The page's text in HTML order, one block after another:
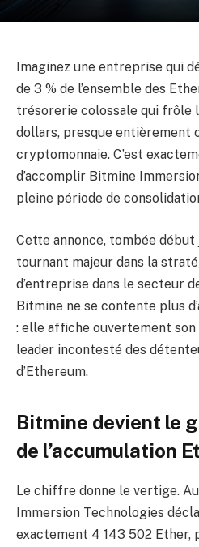
Imaginez une entreprise qui
de 3 % de l’ensemble des
trésorerie colossale qui frôle
dollars, presque entièrement
cryptomonnaie. C’est
d’accomplir Bitmine
pleine période de
Cette annonce, tombée début
tournant majeur dans la
d’entreprise dans le secteur
Bitmine ne se contente plus
: elle affiche ouvertement
leader incontesté des
d’Ethereum.
Bitmine devient le
de l’accumulation
Le chiffre donne le vertige.
Immersion Technologies
exactement 4 143 502 Ether,